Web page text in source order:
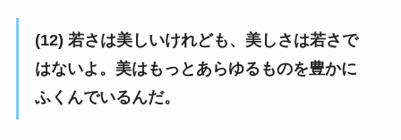
(12) 若さは美しいけれども、美しさは若さで
はないよ。美はもっとあらゆるものを豊かに
ふくんでいるんだ。